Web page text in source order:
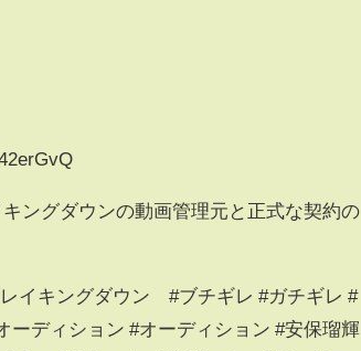
ングダウンの動画管理元と正式な契約の
イキングダウン #ブチギレ #ガチギレ #
ディション #オーディション #安保瑠輝